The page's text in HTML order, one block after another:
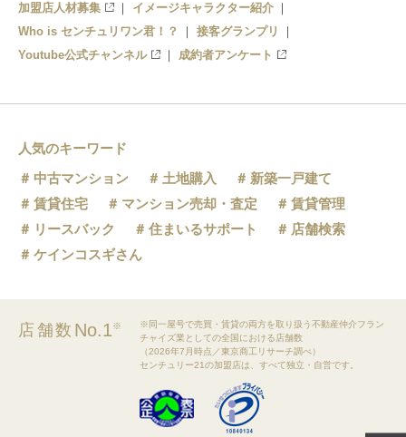
加盟店人材募集
イメージキャラクター紹介
Who is センチュリワン君！？
接客グランプリ
Youtube公式チャンネル
成約者アンケート
人気のキーワード
中古マンション
土地購入
新築一戸建て
賃貸住宅
マンション売却・査定
賃貸管理
リースバック
住まいるサポート
店舗検索
ケインコスギさん
店舗数 No.1※
※同一屋号で売買・賃貸の両方を取り扱う不動産仲介フラン
チャイズ業としての全国における店舗数
（2026年7月時点／東京商工リサーチ調べ）
センチュリー21の加盟店は、すべて独立・自営です。